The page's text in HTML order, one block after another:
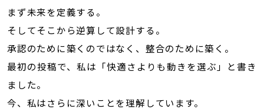
まず未来を定義する。
そしてそこから逆算して設計する。
承認のために築くのではなく、整合のために築く。
最初の投稿で、私は「快適さよりも動きを選ぶ」と書き
ました。
今、私はさらに深いことを理解しています。